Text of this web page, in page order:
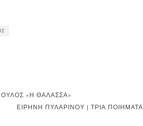
«Η ΘΆΛΑΣΣΑ»
ΕΙΡΉΝΗ ΠΥΛΑΡΙΝΟΎ | ΤΡΊΑ ΠΟΙΉΜΑΤΑ